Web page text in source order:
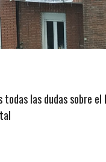
todas las dudas sobre el